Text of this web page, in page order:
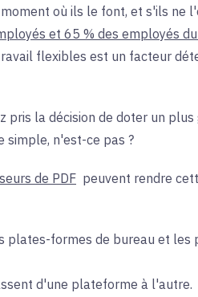
où ils le font, et s'ils ne
et 65 % des employés
flexibles est un facteur
la décision de doter un
simple, n'est-ce pas ?
de PDF peuvent rendre
plates-formes de bureau et
d'une plateforme à l'autre.